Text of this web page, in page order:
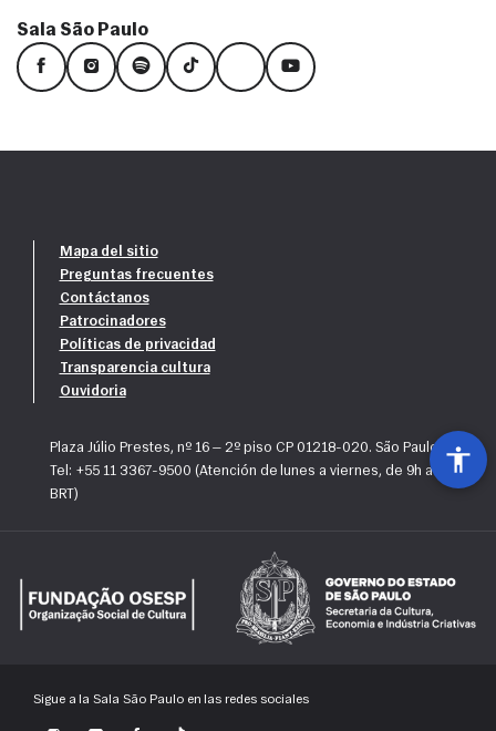
Sala São Paulo
Mapa del sitio
Preguntas frecuentes
Contáctanos
Patrocinadores
Políticas de privacidad
Transparencia cultura
Ouvidoria
Plaza Júlio Prestes, nº 16 — 2º piso CP 01218-020. São Paulo, SP
Tel: +55 11 3367-9500 (Atención de lunes a viernes, de 9h a 18h
BRT)
Sigue a la Sala São Paulo en las redes sociales